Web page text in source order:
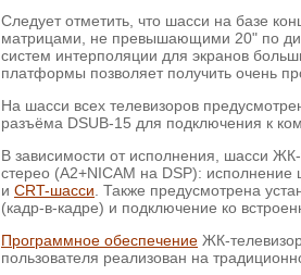
Следует отметить, что шасси на базе
матрицами, не превышающими 20" по
систем интерполяции для экранов
платформы позволяет получить очень
На шасси всех телевизоров
разъёма DSUB-15 для подключения к
В зависимости от исполнения, шасси
стерео (A2+NICAM на DSP): исполнение
и CRT-шасси . Также предусмотрена
(кадр-в-кадре) и подключение ко
Программное обеспечение ЖК-
пользователя реализован на